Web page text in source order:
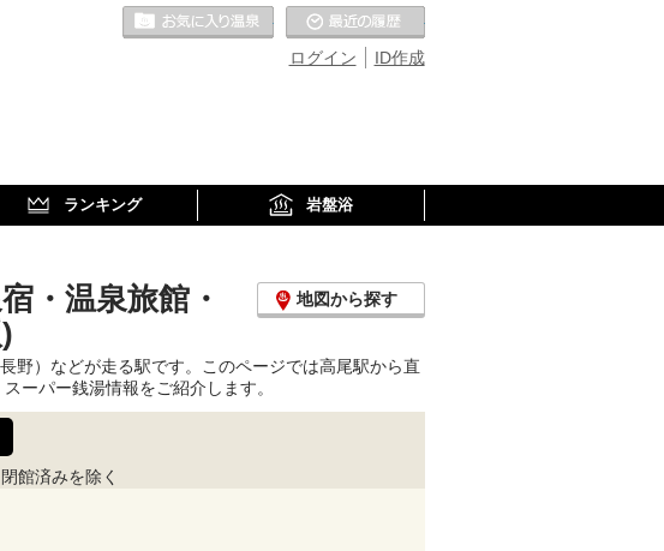
ID作成
ログイン
お気に入りの温泉
ランキング 岩盤浴
・温泉旅館・
地図から探す
野）などが走る駅です。このページでは高尾駅から直
ーパー銭湯情報をご紹介します。
閉館済みを除く